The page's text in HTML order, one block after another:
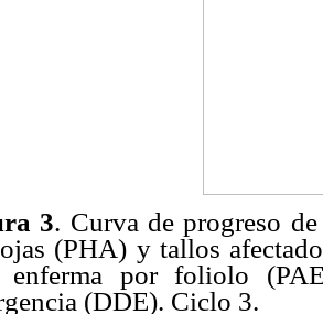
3. Curva de progreso
(PHA) y tallos
enferma por foliolo
(DDE). Ciclo 3.